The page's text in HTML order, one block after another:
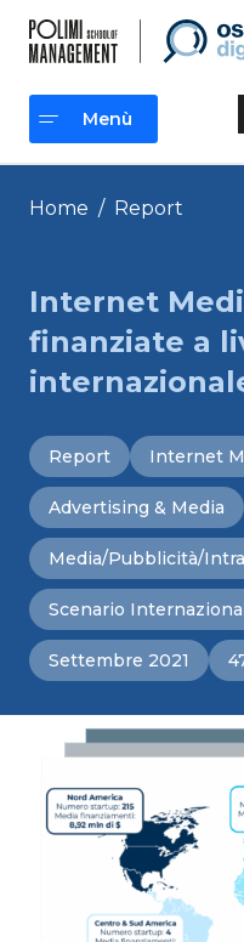
contenuto
Menù
Menù
Home / Report
Internet
finanziate a
Report Internet
Advertising & Media
Media/Pubblicità/
Scenario
Settembre 2021